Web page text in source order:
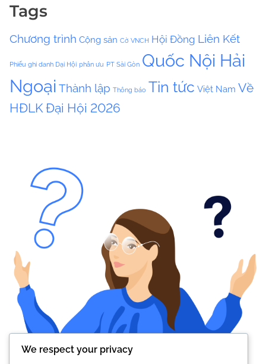
v
s
Tags
Chương trình Cộng sản Cờ VNCH Hội Đồng Liên Kết
Phiếu ghi danh Dại Hội phân ưu PT Sài Gòn Quốc Nội Hải
Ngoại Thành lập Thông báo Tin tức Việt Nam Về
HĐLK Đại Hội 2026
We respect your privacy